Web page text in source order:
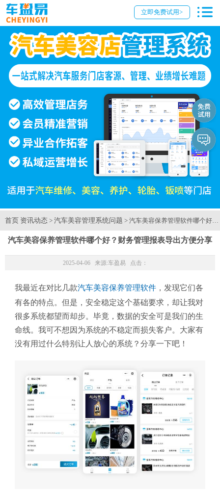
立即免费试用>
首页 资讯动态 > 汽车美容管理系统问题 > 汽车美容保养管理软件哪个好
汽车美容保养管理软件哪个好？财务管理报表导出方便分享
2025-04-06 来源:车盈易 点击：
我最近在对比几款汽车美容保养管理软件 ，发现它们各
有各的特点。但是，安全稳定这个基础要求，却让我对
很多系统都望而却步。毕竟，数据的安全可是我们的生
命线。我可不想因为系统的不稳定而损失客户。大家有
没有用过什么特别让人放心的系统？分享一下吧！